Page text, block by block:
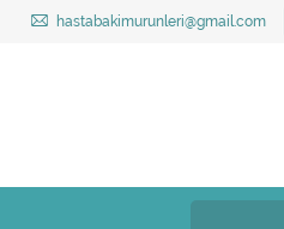
hastabakimurunleri@gmail.com